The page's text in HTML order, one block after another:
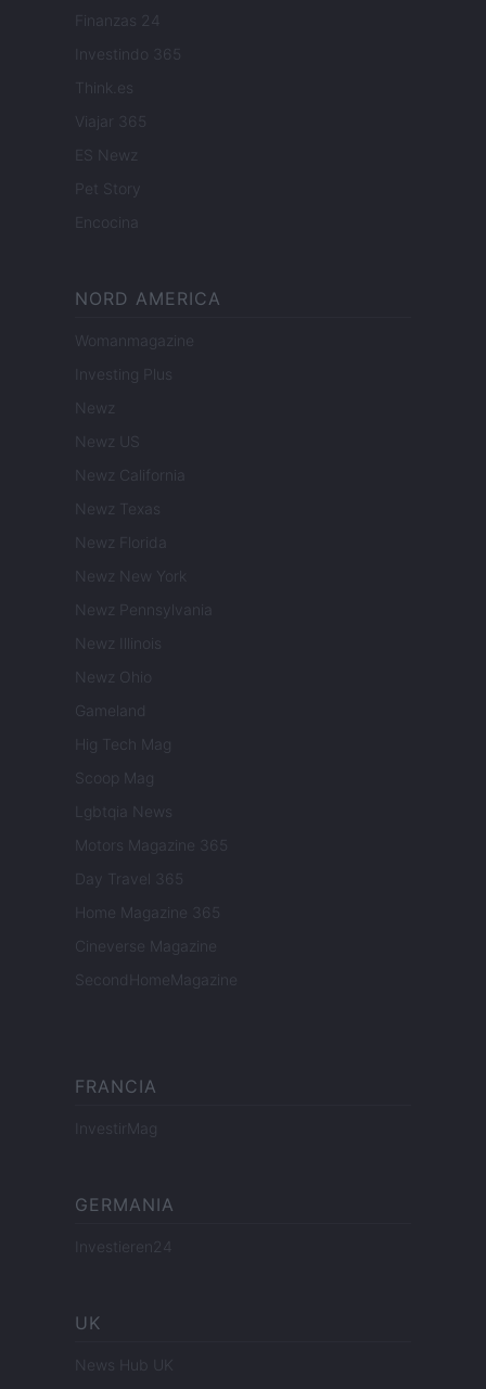
Finanzas 24
Investindo 365
Think.es
Viajar 365
ES Newz
Pet Story
Encocina
NORD AMERICA
Womanmagazine
Investing Plus
Newz
Newz US
Newz California
Newz Texas
Newz Florida
Newz New York
Newz Pennsylvania
Newz Illinois
Newz Ohio
Gameland
Hig Tech Mag
Scoop Mag
Lgbtqia News
Motors Magazine 365
Day Travel 365
Home Magazine 365
Cineverse Magazine
SecondHomeMagazine
FRANCIA
InvestirMag
GERMANIA
Investieren24
UK
News Hub UK